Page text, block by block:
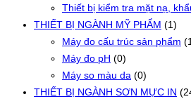
Thiết bị kiểm tra mặt nạ,
THIẾT BỊ NGÀNH MỸ PHẨM (1)
Máy đo cấu trúc sản phẩm
Máy đo pH (0)
Máy so màu da (0)
THIẾT BỊ NGÀNH SƠN MỰC IN